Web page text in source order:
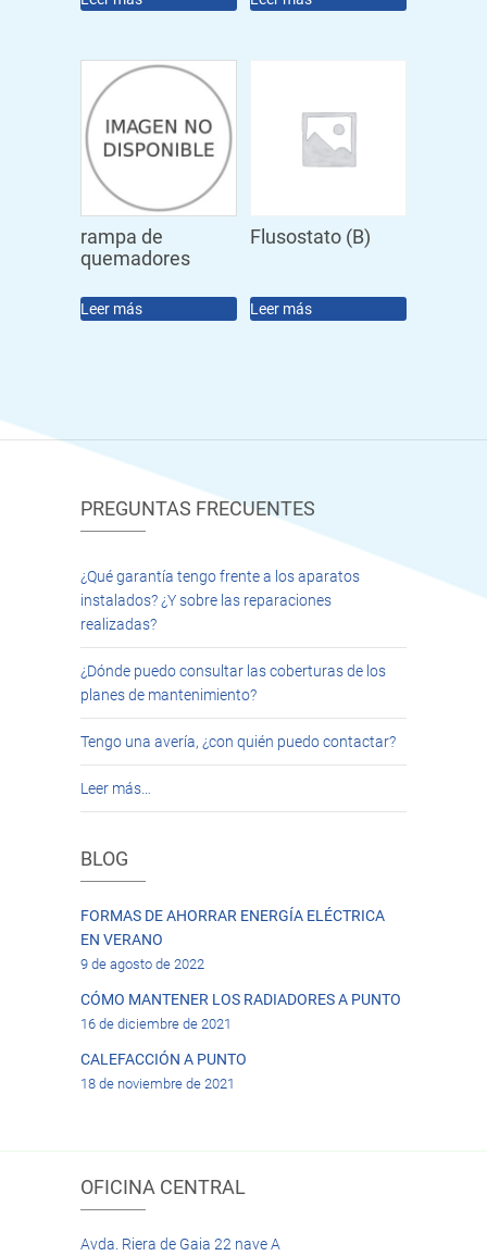
rampa de
quemadores
Leer más
Flusostato (B)
Leer más
PREGUNTAS FRECUENTES
¿Qué garantía tengo frente a los aparatos
instalados? ¿Y sobre las reparaciones
realizadas?
¿Dónde puedo consultar las coberturas de los
planes de mantenimiento?
Tengo una avería, ¿con quién puedo contactar?
Leer más…
BLOG
FORMAS DE AHORRAR ENERGÍA ELÉCTRICA
EN VERANO
9 de agosto de 2022
CÓMO MANTENER LOS RADIADORES A PUNTO
16 de diciembre de 2021
CALEFACCIÓN A PUNTO
18 de noviembre de 2021
OFICINA CENTRAL
Avda. Riera de Gaia 22 nave A